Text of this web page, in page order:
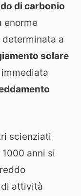
di carbonio
enorme
determinata a
solare
scienziati
anni si
attività